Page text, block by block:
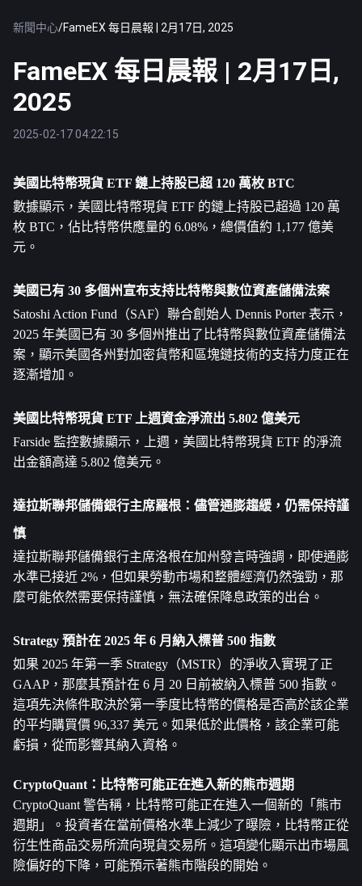
新聞中心/FameEX 每日晨報 | 2月17日, 2025
FameEX 每日晨報 | 2月17日,
2025
2025-02-17 04:22:15
美國 比特幣現貨 ETF 鏈上持股已超 120 萬枚 BTC
數據顯示，美國比特幣現貨 ETF 的鏈上持股已超過 120 萬
枚 BTC，佔比特幣供應量的 6.08%，總價值約 1,177 億美
元。
美國已有 30 多個州宣布支持比特幣與數位資產儲備法案
Satoshi Action Fund（SAF）聯合創始人 Dennis Porter 表示，
2025 年美國已有 30 多個州推出了比特幣與數位資產儲備法
案，顯示美國各州對加密貨幣和區塊鏈技術的支持力度正在
逐漸增加。
美國比特幣現貨 ETF 上週資金淨流出 5.802 億美元
Farside 監控數據顯示，上週，美國比特幣現貨 ETF 的淨流
出金​​額高達 5.802 億美元。
達拉斯聯邦儲備銀行主席羅根：儘管通膨趨緩，仍需保持謹
慎
達拉斯聯邦儲備銀行主席洛根在加州發言時強調，即使通膨
水準已接近 2%，但如果勞動市場和整體經濟仍然強勁，那
麼可能依然需要保持謹慎，無法確保降息政策的出台。
Strategy 預計在 2025 年 6 月納入標普 500 指數
如果 2025 年第一季 Strategy（MSTR）的淨收入實現了正
GAAP，那麼其預計在 6 月 20 日前被納入標普 500 指數。
這項先決條件取決於第一季度比特幣的價格是否高於該企業
的平均購買價 96,337 美元。如果低於此價格，該企業可能
虧損，從而影響其納入資格。
CryptoQuant：比特幣可能正在進入新的熊市週期
CryptoQuant 警告稱，比特幣可能正在進入一個新的「熊市
週期」。投資者在當前價格水準上減少了曝險，比特幣正從
衍生性商品交易所流向現貨交易所。這項變化顯示出市場風
險偏好的下降，可能預示著熊市階段的開始。